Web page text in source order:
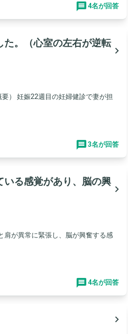
4名が回答
た。（心室の左右が逆転
navigate_next
） 妊娠22週目の妊婦健診で妻が担
3名が回答
る感覚があり、脳の興
navigate_next
肩が異常に緊張し、脳が興奮する感
4名が回答
navigate_next